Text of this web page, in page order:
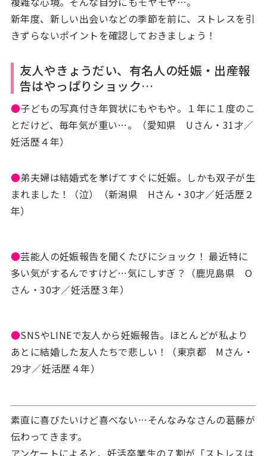
新年度、新しい出会いなどの季節を前に、ストレスを引
きずらないポイントを確認しておきましょう！
友人やきょうだい、有名人の妊娠・出産報
告はやっぱりショック…
●子どもの写真付き年賀状にもやもや。１年に１度のこ
とだけど、毎年気が重い…。（愛知県 Uさん・31才／
妊活歴４年）
●弟夫婦は結婚式を挙げてすぐに妊娠。しかも双子が生
まれました！（泣）（新潟県 Hさん・30才／妊活歴２
年）
●芸能人の妊娠報告を聞くたびにショック！ 最近特に
多い気がするんですけど…気にしすぎ？（鹿児島県 O
さん・30才／妊活歴３年）
●SNSやLINEで友人から妊娠報告。ほとんどが私より
あとに結婚した友人たちで悲しい！（東京都 Mさん・
29才／妊活歴４年）
素直に喜びたいけど喜べない…そんなみなさんの葛藤が
伝わってきます。
アンケートによると、妊活卒業生の７割が「ストレスは